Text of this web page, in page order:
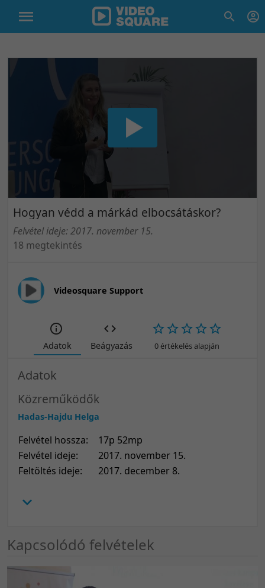
Hogyan védd a márkád elbocsátáskor?
Felvétel ideje: 2017. november 15.
18 megtekintés
Videosquare Support
Adatok Beágyazás 0 értékelés alapján
Adatok
Közreműködők
Hadas-Hajdu Helga
Felvétel hossza:
17p 52mp
Felvétel ideje:
2017. november 15.
Feltöltés ideje:
2017. december 8.
Kapcsolódó felvételek